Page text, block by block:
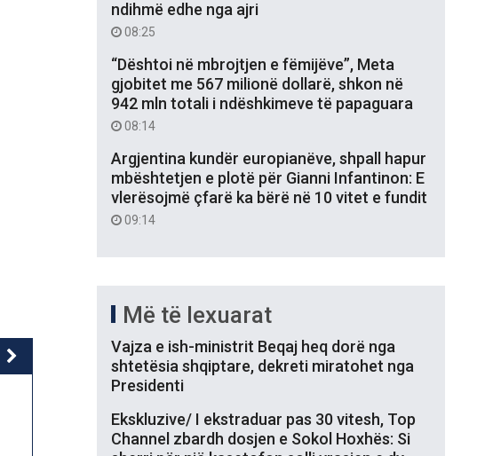
ndihmë edhe nga ajri
08:25
“Dështoi në mbrojtjen e fëmijëve”, Meta
gjobitet me 567 milionë dollarë, shkon në
942 mln totali i ndëshkimeve të papaguara
08:14
Argjentina kundër europianëve, shpall hapur
mbështetjen e plotë për Gianni Infantinon: E
vlerësojmë çfarë ka bërë në 10 vitet e fundit
09:14
Më të lexuarat
Vajza e ish-ministrit Beqaj heq dorë nga
shtetësia shqiptare, dekreti miratohet nga
Presidenti
Ekskluzive/ I ekstraduar pas 30 vitesh, Top
Channel zbardh dosjen e Sokol Hoxhës: Si